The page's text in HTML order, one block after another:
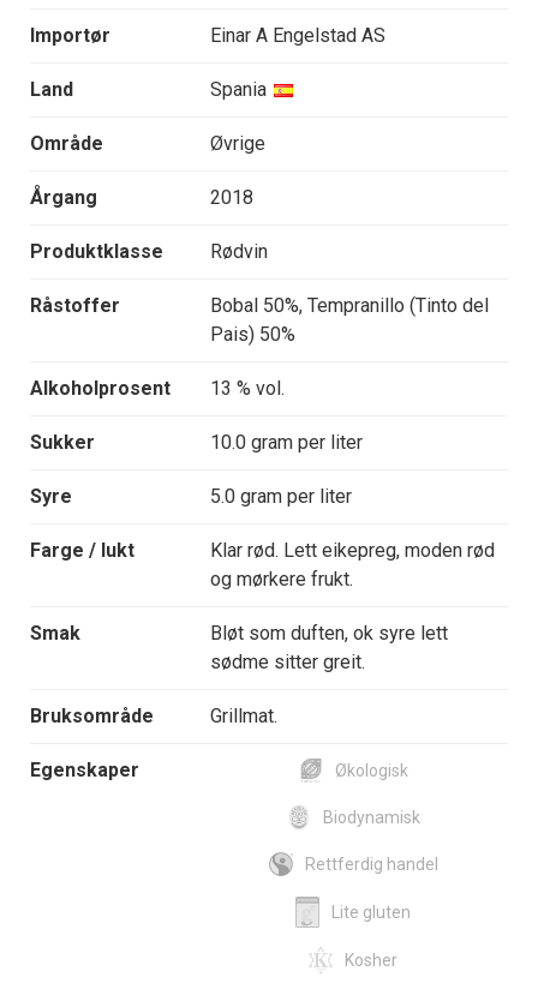
Importør Einar A Engelstad AS
Land Spania
Område Øvrige
Årgang 2018
Produktklasse Rødvin
Råstoffer
Bobal 50%, Tempranillo (Tinto del
Pais) 50%
Alkoholprosent 13 % vol.
Sukker 10.0 gram per liter
Syre 5.0 gram per liter
Farge / lukt
Klar rød. Lett eikepreg, moden rød
og mørkere frukt.
Smak
Bløt som duften, ok syre lett
sødme sitter greit.
Bruksområde Grillmat.
Egenskaper Økologisk
Biodynamisk
Rettferdig handel
Lite gluten
Kosher